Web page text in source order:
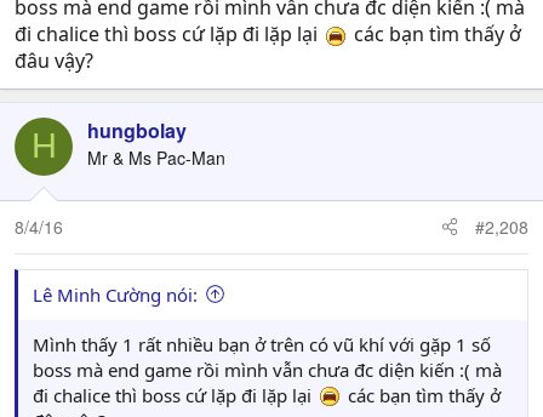
boss mà end game rồi mình vẫn chưa đc diện kiến :( mà
đi chalice thì boss cứ lặp đi lặp lại
các bạn tìm thấy ở
đâu vậy?
H hungbolay
Mr & Ms Pac-Man
8/4/16 #2,208
Lê Minh Cường nói:
Mình thấy 1 rất nhiều bạn ở trên có vũ khí với gặp 1 số
boss mà end game rồi mình vẫn chưa đc diện kiến :( mà
đi chalice thì boss cứ lặp đi lặp lại
các bạn tìm thấy ở